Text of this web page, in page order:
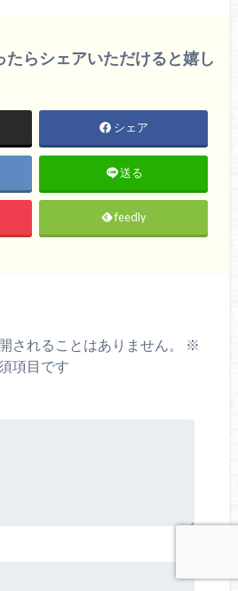
たらシェアいただけると嬉し
シェア
送る
feedly
されることはありません。
※
項目です